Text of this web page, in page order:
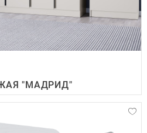
"МАДРИД"